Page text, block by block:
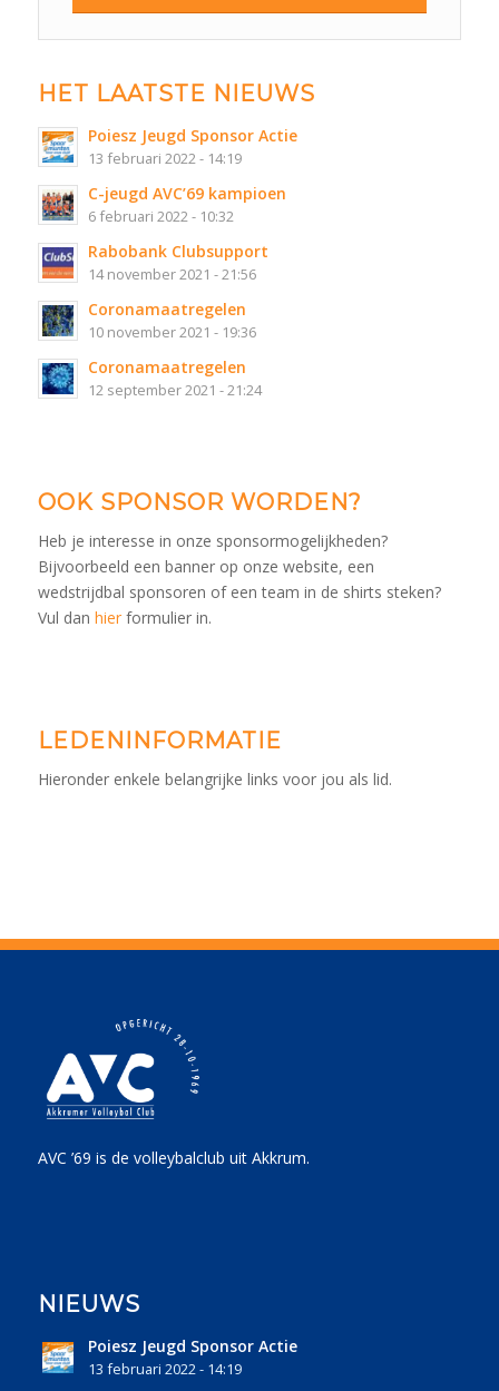
HET LAATSTE NIEUWS
Poiesz Jeugd Sponsor Actie
13 februari 2022 - 14:19
C-jeugd AVC’69 kampioen
6 februari 2022 - 10:32
Rabobank Clubsupport
14 november 2021 - 21:56
Coronamaatregelen
10 november 2021 - 19:36
Coronamaatregelen
12 september 2021 - 21:24
OOK SPONSOR WORDEN?
Heb je interesse in onze sponsormogelijkheden?
Bijvoorbeeld een banner op onze website, een
wedstrijdbal sponsoren of een team in de shirts steken?
Vul dan hierformulier in.
LEDENINFORMATIE
Hieronder enkele belangrijke links voor jou als lid.
AVC ’69 is de volleybalclub uit Akkrum.
NIEUWS
Poiesz Jeugd Sponsor Actie
13 februari 2022 - 14:19